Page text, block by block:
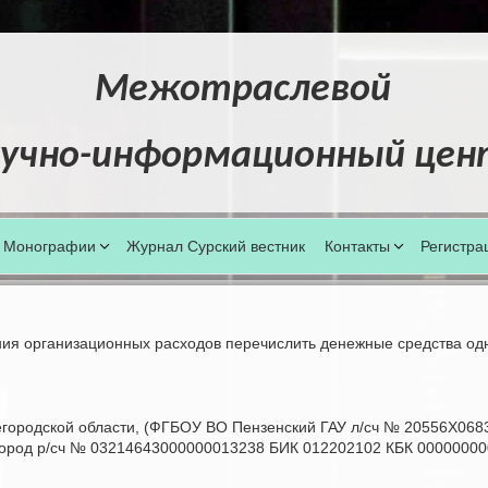
Межотраслевой
-информационный
Монографии Журнал Сурский вестник Контакты
организационных расходов перечислить денежные средства
области, (ФГБОУ ВО Пензенский ГАУ л/сч №
р/сч № 03214643000000013238 БИК 012202102 КБК